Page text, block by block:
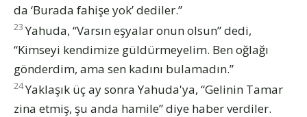
da ‘Burada fahişe yok’ dediler.”
23 Yahuda, “Varsın eşyalar onun olsun” dedi,
“Kimseyi kendimize güldürmeyelim. Ben oğlağı
gönderdim, ama sen kadını bulamadın.”
24Yaklaşık üç ay sonra Yahuda'ya, “Gelinin Tamar
zina etmiş, şu anda hamile” diye haber verdiler.